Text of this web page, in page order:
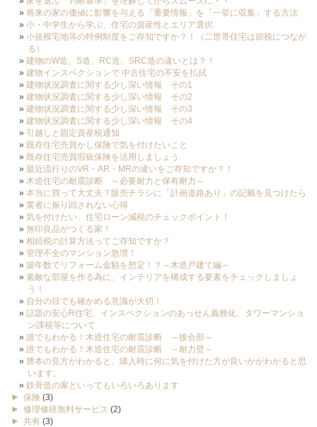
将来の家の価値に影響を与える「重要情報」を「一挙に収集」する方法
小・中学生から学ぶ、住宅の資産性とエリア選択
小規模宅地等の特例制度をご存知ですか？！（二世帯住宅は節税につなが
る）
建物のW造、S造、RC造、SRC造の違いとは？！
建物インスペクションで 中古住宅の不安を払拭
建物状況調査に関する少し深い情報 その1
建物状況調査に関する少し深い情報 その2
建物状況調査に関する少し深い情報 その3
建物状況調査に関する少し深い情報 その4
引越しと固定資産税通知
既存住宅売買かし保険で気を付けたいこと
既存住宅売買瑕疵保険を活用しましょう
最近流行りのVR・AR・MRの違いをご存知ですか？！
木造住宅の耐震診断 ～必要耐力と保有耐力～
本当に買って大丈夫？販売チラシに「計画道路あり」の記載を見つけたら
業者に振り回されない心得
気を付けたい、住宅ローン減税のチェックポイント！
無印良品がつくる家！
相続税の計算方法ってご存知ですか？
管理不全のマンション急増！
築年数でリフォーム金額を想定！？～木造戸建て編～
素敵な部屋を作る為に、インテリアを構成する要素をチェックしましょ
う！
自分の目でも確かめる意識が大切！
話題の安心R住宅、インスペクションのあっせん義務化、タワーマンショ
ン課税等について
誰でもわかる！木造住宅の耐震診断 ～接合部～
誰でもわかる！木造住宅の耐震診断 ～耐力壁～
謄本の見方がわかると、購入時に何に気を付けた方が良いかがわかると思
います。
鉄骨造の家といってもいろいろあります
► 保険 (3)
► 修理修繕無料サービス (2)
► 共有 (3)